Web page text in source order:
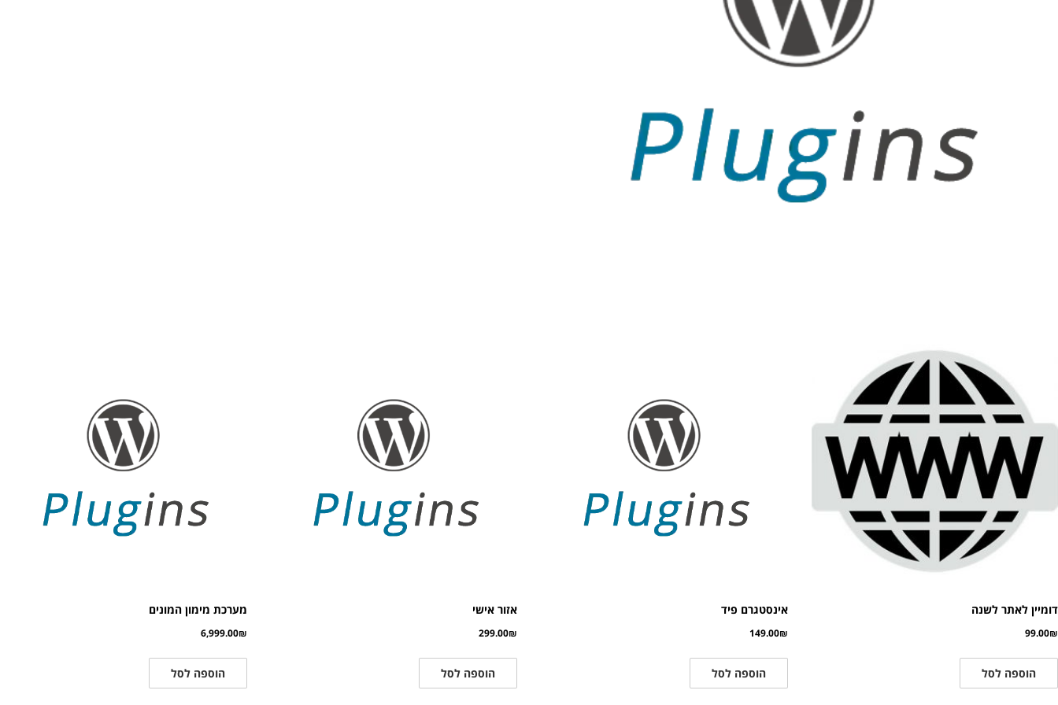
דומיין לאתר לשנה
99.00₪
הוספה לסל
אינסטגרם פיד
149.00₪
הוספה לסל
אזור אישי
299.00₪
הוספה לסל
מערכת מימון המונים
6,999.00₪
הוספה לסל